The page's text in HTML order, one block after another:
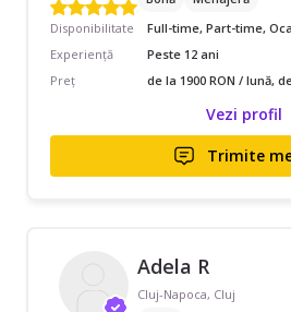
Disponibilitate
Full-time, Part-time,
Experiență
Peste 12 ani
Preț
de la 1900 RON / lună,
Vezi profil
Trimite
Adela R
Cluj-Napoca, Cluj